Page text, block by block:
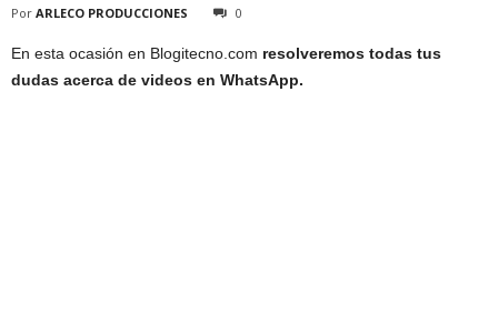
Por ARLECO PRODUCCIONES 0
En esta ocasión en Blogitecno.com resolveremos todas tus
dudas acerca de videos en WhatsApp.